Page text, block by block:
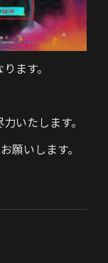
ます。
いたします。
願いします。